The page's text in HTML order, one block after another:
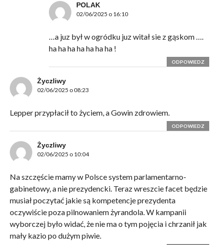
POLAK
02/06/2025 o 16:10
…a juz był w ogródku juz witał sie z gąskom ….
ha ha ha ha ha ha ha !
ODPOWIEDZ
Życzliwy
02/06/2025 o 08:23
Lepper przypłacił to życiem, a Gowin zdrowiem.
ODPOWIEDZ
Życzliwy
02/06/2025 o 10:04
Na szczęście mamy w Polsce system parlamentarno-
gabinetowy, a nie prezydencki. Teraz wreszcie facet będzie
musiał poczytać jakie są kompetencje prezydenta
oczywiście poza pilnowaniem żyrandola. W kampanii
wyborczej było widać, że nie ma o tym pojęcia i chrzanił jak
mały kazio po dużym piwie.